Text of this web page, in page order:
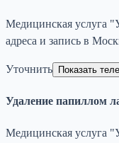
Медицинская услуга
адреса и запись в
Уточнить Показать
Удаление папиллом
Медицинская услуга